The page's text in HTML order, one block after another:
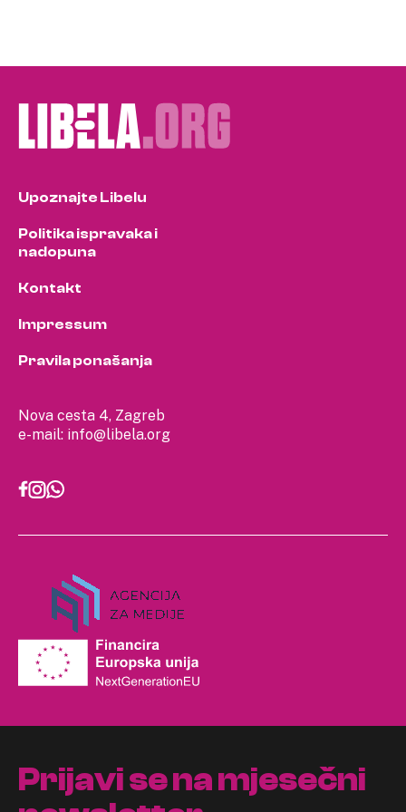
Nova cesta 4, Zagreb
e-mail: info@libela.org
Upoznajte Libelu
Politika ispravaka i
nadopuna
Kontakt
Impressum
Pravila ponašanja
Prijavi se na mjesečni